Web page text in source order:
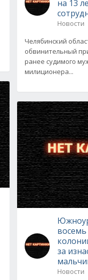
на 13
Новости
Челябинский
обвинительный
ранее судимого
милиционера...
за
Новости